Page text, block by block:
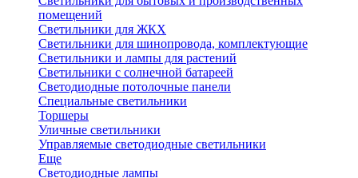
помещений
Светильники для ЖКХ
Светильники для шинопровода, комплектующие
Светильники и лампы для растений
Светильники с солнечной батареей
Светодиодные потолочные панели
Специальные светильники
Торшеры
Уличные светильники
Управляемые светодиодные светильники
Еще
Светодиодные лампы